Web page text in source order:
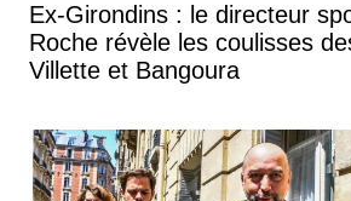
Ex-Girondins : le directeur
Roche révèle les coulisses
Villette et Bangoura